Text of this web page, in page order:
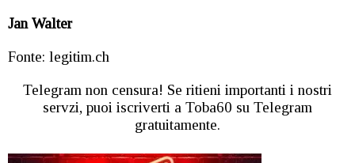
Jan Walter
Fonte: legitim.ch
Telegram non censura! Se ritieni importanti i nostri
servzi, puoi iscriverti a Toba60 su Telegram
gratuitamente.